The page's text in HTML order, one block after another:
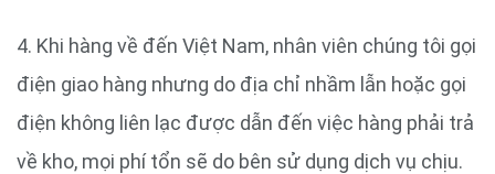
4. Khi hàng về đến Việt Nam, nhân viên chúng tôi gọi
điện giao hàng nhưng do địa chỉ nhầm lẫn hoặc gọi
điện không liên lạc được dẫn đến việc hàng phải trả
về kho, mọi phí tổn sẽ do bên sử dụng dịch vụ chịu.